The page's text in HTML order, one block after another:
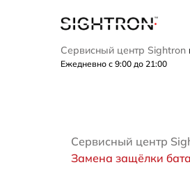
Сервисный центр Sightron
Ежедневно с 9:00 до 21:00
Сервисный центр
Замена защёлки